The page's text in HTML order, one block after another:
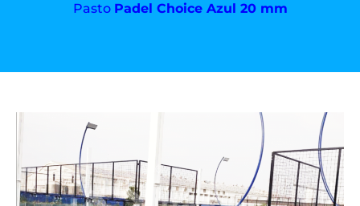
Pasto Padel Choice Azul 20 mm